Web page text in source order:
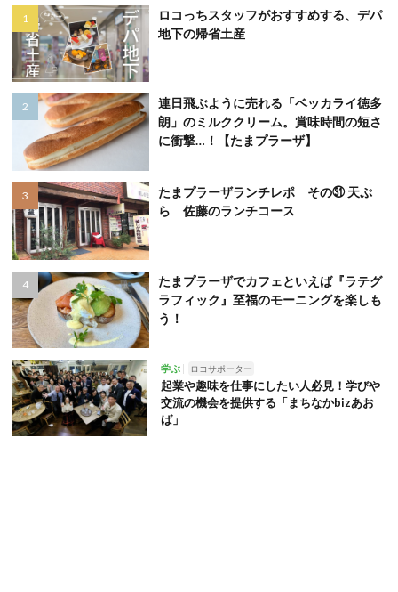
ロコっちスタッフがおすすめする、デパ
地下の帰省土産
連日飛ぶように売れる「ベッカライ徳多
朗」のミルククリーム。賞味時間の短さ
に衝撃…！【たまプラーザ】
たまプラーザランチレポ その㉛ 天ぷ
ら 佐藤のランチコース
たまプラーザでカフェといえば『ラテグ
ラフィック』至福のモーニングを楽しも
う！
学ぶ ロコサポーター
起業や趣味を仕事にしたい人必見！学びや
交流の機会を提供する「まちなかbizあお
ば」